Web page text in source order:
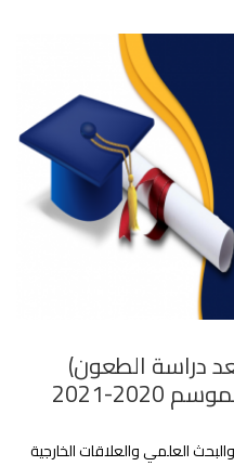
دراسة الطعون)
2021
العلمي والعلاقات الخارجية